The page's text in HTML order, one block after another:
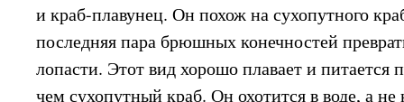
и краб-плавунец. Он похож на сухопутного
последняя пара брюшных конечностей
лопасти. Этот вид хорошо плавает и питается
чем сухопутный краб. Он охотится в воде, а